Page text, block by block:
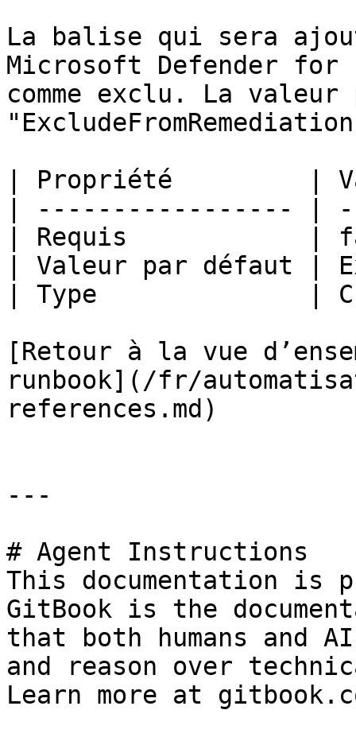
La balise qui sera
Microsoft Defender for
comme exclu. La
| Propriété
| ----------------- |
| Requis
| Valeur par défaut |
| Type              |
[Retour à la vue
runbook](/fr/
references.md)
---
# Agent Instructions
This documentation is
GitBook is the
that both humans and
and reason over
Learn more at